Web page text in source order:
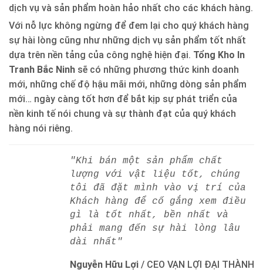
dịch vụ và sản phẩm hoàn hảo nhất cho các khách hàng.
Với nỗ lực không ngừng để đem lại cho quý khách hàng
sự hài lòng cũng như những dịch vụ sản phẩm tốt nhất
dựa trên nền tảng của công nghệ hiện đại. Tổng Kho In
Tranh Bắc Ninh sẽ có những phương thức kinh doanh
mới, những chế độ hậu mãi mới, những dòng sản phẩm
mới… ngày càng tốt hơn để bắt kịp sự phát triển của
nền kinh tế nói chung và sự thành đạt của quý khách
hàng nói riêng.
"Khi bán một sản phẩm chất
lượng với vật liệu tốt, chúng
tôi đã đặt mình vào vị trí của
Khách hàng để cố gắng xem điều
gì là tốt nhất, bền nhất và
phải mang đến sự hài lòng lâu
dài nhất"
Nguyễn Hữu Lợi / CEO VẠN LỢI ĐẠI THÀNH